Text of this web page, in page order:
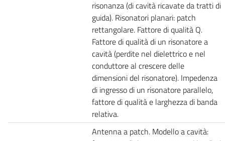
risonanza (di cavità ricavate da tratti di
guida). Risonatori planari: patch
rettangolare. Fattore di qualità Q.
Fattore di qualità di un risonatore a
cavità (perdite nel dielettrico e nel
conduttore al crescere delle
dimensioni del risonatore). Impedenza
di ingresso di un risonatore parallelo,
fattore di qualità e larghezza di banda
relativa.
Antenna a patch. Modello a cavità: